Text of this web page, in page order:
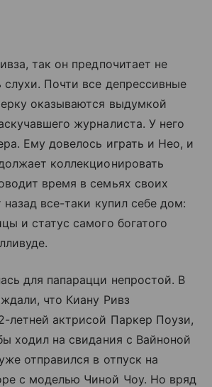
так он предпочитает не
Почти все депрессивные
оказываются выдумкой
журналиста. У него
Ему довелось играть и Нео, и
коллекционировать
время в семьях своих
назад все-таки купил себе дом:
и статус самого богатого
для папарацци непростой. В
что Киану Ривз
летней актрисой Паркер Поузи,
ходил на свидания с Вайноной
отправился в отпуск на
с моделью Чиной Чоу. Но вряд